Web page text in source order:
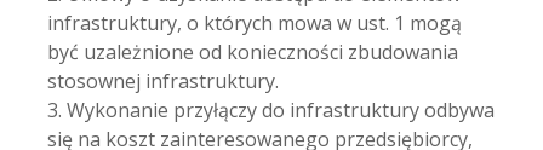
infrastruktury, o których mowa w ust. 1 mogą
być uzależnione od konieczności zbudowania
stosownej infrastruktury.
3. Wykonanie przyłączy do infrastruktury odbywa
się na koszt zainteresowanego przedsiębiorcy,